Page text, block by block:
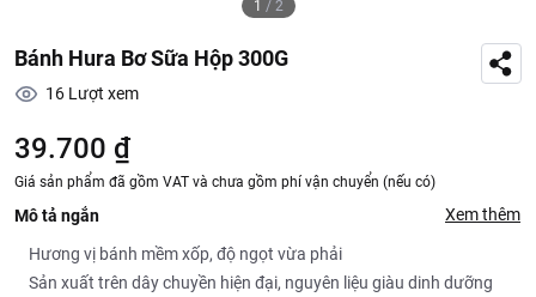
1 / 2
Bánh Hura Bơ Sữa Hộp 300G
16 Lượt xem
39.700 ₫
Giá sản phẩm đã gồm VAT và chưa gồm phí vận chuyển (nếu có)
Mô tả ngắn Xem thêm
Hương vị bánh mềm xốp, độ ngọt vừa phải
Sản xuất trên dây chuyền hiện đại, nguyên liệu giàu dinh dưỡng